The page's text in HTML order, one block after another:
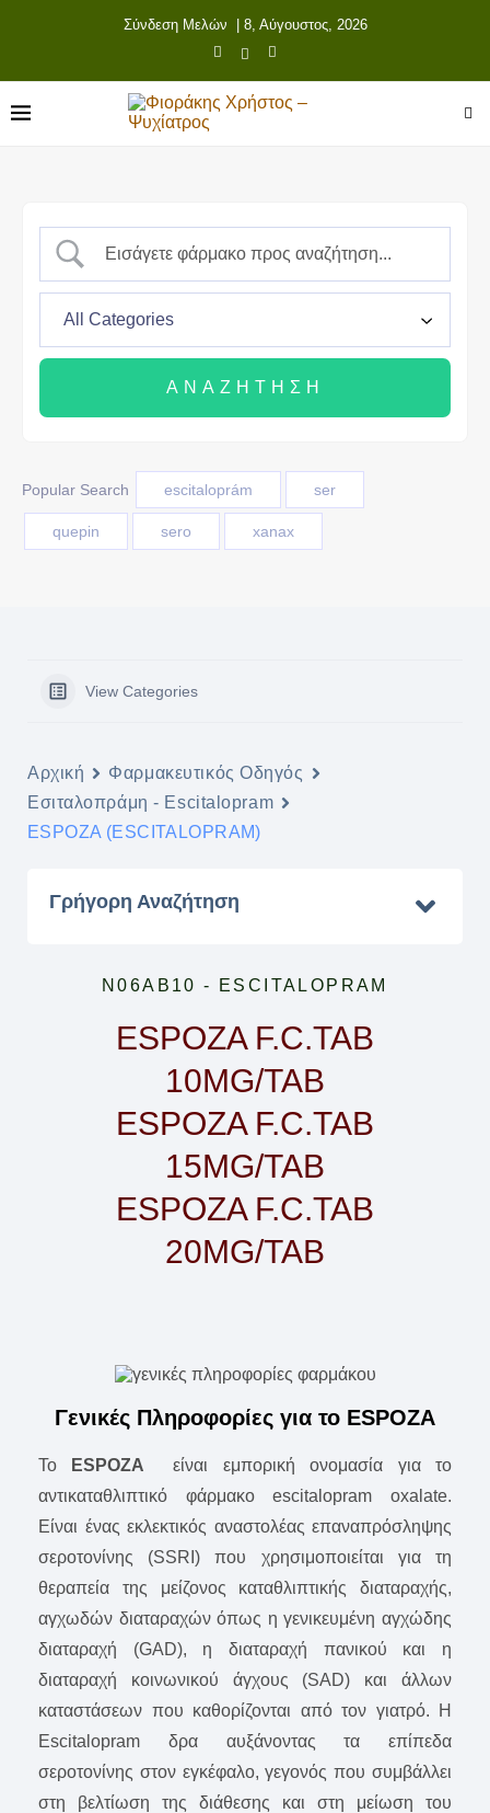
Σύνδεση Μελών | 8, Αύγουστος, 2026
Popular Search escitaloprám ser
quepin sero xanax
View Categories
Αρχική
Φαρμακευτικός Οδηγός
Εσιταλοπράμη - Escitalopram
ESPOZA (ESCITALOPRAM)
Γρήγορη Αναζήτηση
N06AB10 - ESCITALOPRAM
ESPOZA F.C.TAB
10MG/TAB
ESPOZA F.C.TAB
15MG/TAB
ESPOZA F.C.TAB
20MG/TAB
Γενικές Πληροφορίες για το ESPOZA
Το ESPOZAείναι εμπορική ονομασία για το
αντικαταθλιπτικό φάρμακο escitalopram oxalate.
Είναι ένας εκλεκτικός αναστολέας επαναπρόσληψης
σεροτονίνης (SSRI) που χρησιμοποιείται για τη
θεραπεία της μείζονος καταθλιπτικής διαταραχής,
αγχωδών διαταραχών όπως η γενικευμένη αγχώδης
διαταραχή (GAD), η διαταραχή πανικού και η
διαταραχή κοινωνικού άγχους (SAD) και άλλων
καταστάσεων που καθορίζονται από τον γιατρό. Η
Escitalopram δρα αυξάνοντας τα επίπεδα
σεροτονίνης στον εγκέφαλο, γεγονός που συμβάλλει
στη βελτίωση της διάθεσης και στη μείωση του